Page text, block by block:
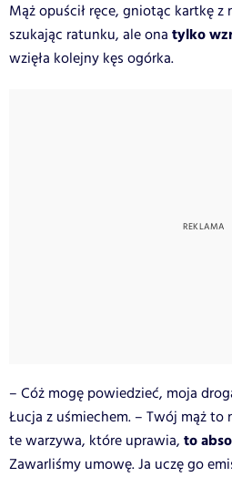
Mąż opuścił ręce, gniotąc kartkę z
szukając ratunku, ale ona tylko
wzięła kolejny kęs ogórka.
– Cóż mogę powiedzieć, moja
Łucja z uśmiechem. – Twój mąż
te warzywa, które uprawia, to
Zawarliśmy umowę. Ja uczę go